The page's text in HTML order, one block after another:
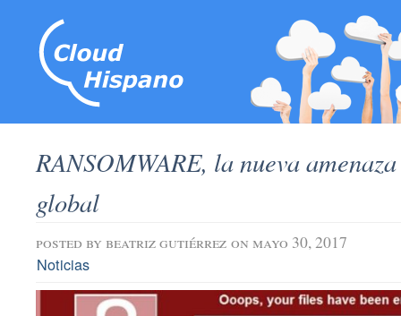
RANSOMWARE, la nueva
global
posted by beatriz gutiérrez on mayo 30, 2017
Noticias